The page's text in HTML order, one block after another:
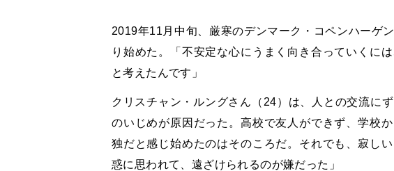
2019年11月中旬、厳寒のデンマーク・コペンハーゲ
り始めた。「不安定な心にうまく向き合っていくに
と考えたんです」
クリスチャン・ルングさん（24）は、人との交流に
のいじめが原因だった。高校で友人ができず、学校
独だと感じ始めたのはそのころだ。それでも、寂し
惑に思われて、遠ざけられるのが嫌だった」